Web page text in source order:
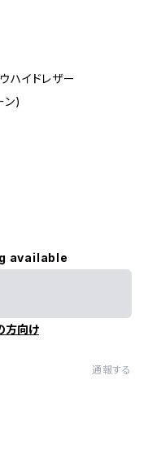
ハイドレザー
ン)
available
方向け
通報する